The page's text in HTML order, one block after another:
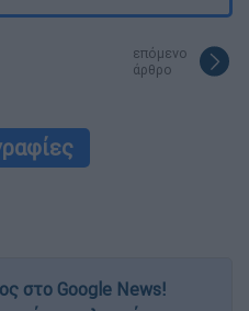
επόμενο
άρθρο
στο Google News!